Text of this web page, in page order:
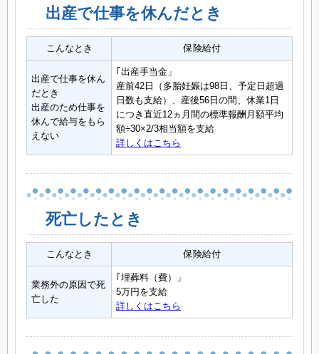
出産で仕事を休んだとき
こんなとき 保険給付
出産で仕事を休ん
だとき
出産のため仕事を
休んで給与をもら
えない
｢出産手当金」
産前42日（多胎妊娠は98日、予定日超過
日数も支給）、産後56日の間、休業1日
につき直近12ヵ月間の標準報酬月額平均
額÷30×2/3相当額を支給
詳しくはこちら
死亡したとき
こんなとき 保険給付
業務外の原因で死
亡した
｢埋葬料（費）」
5万円を支給
詳しくはこちら